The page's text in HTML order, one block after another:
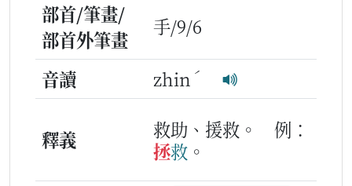
部首/筆畫/
部首外筆畫
手/9/6
音讀 zhin ˊ
釋義 救助、援救。
例：
拯救 。